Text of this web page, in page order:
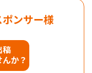
ンサー様
稿
んか？